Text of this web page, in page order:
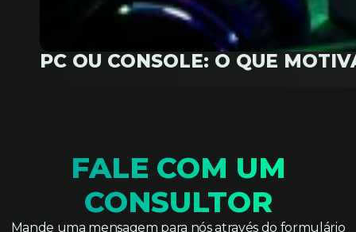
PC OU CONSOLE: O QUE
FALE COM UM
CONSULTOR
Mande uma mensagem para nós através do formulário